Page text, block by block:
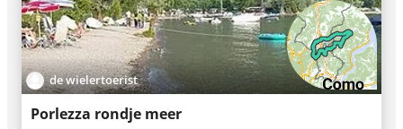
de wielertoerist
Porlezza rondje meer